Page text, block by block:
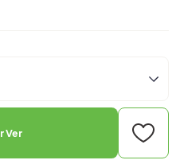
Ver